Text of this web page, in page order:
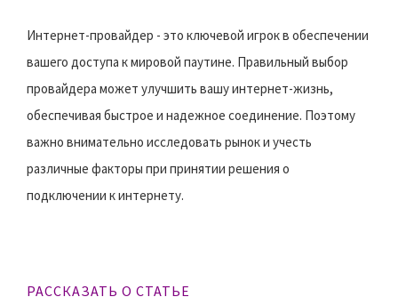
Интернет-провайдер - это ключевой игрок в обеспечении
вашего доступа к мировой паутине. Правильный выбор
провайдера может улучшить вашу интернет-жизнь,
обеспечивая быстрое и надежное соединение. Поэтому
важно внимательно исследовать рынок и учесть
различные факторы при принятии решения о
подключении к интернету.
РАССКАЗАТЬ О СТАТЬЕ